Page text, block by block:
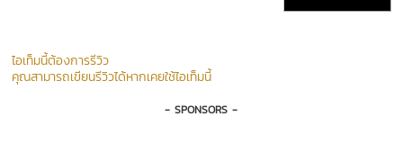
ไอเท็มนี้ต้องการรีวิว
คุณสามารถเขียนรีวิวได้หากเคยใช้ไอเท็มนี้
- SPONSORS -